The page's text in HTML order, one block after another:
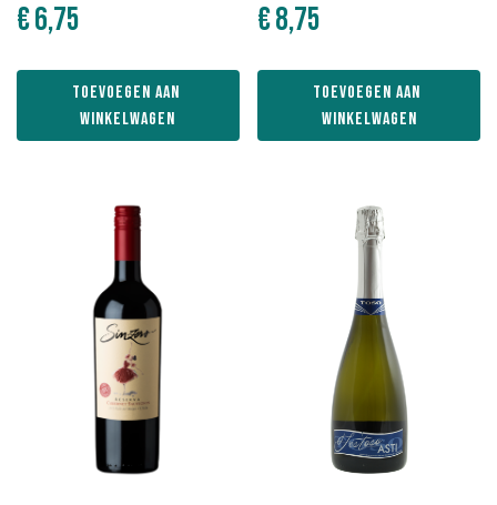
€6,75
Toevoegen aan
winkelwagen
€8,75
Toevoegen aan
winkelwagen